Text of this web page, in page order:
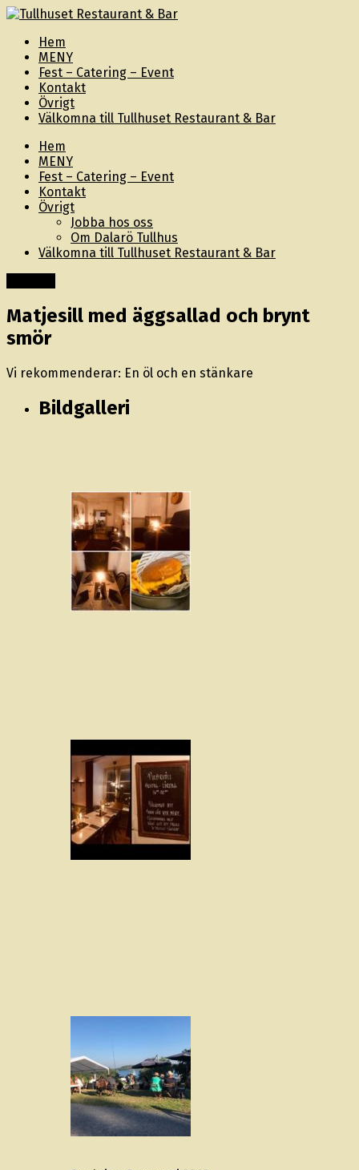
Hem
MENY
Fest – Catering – Event
Kontakt
Övrigt
Välkomna till Tullhuset Restaurant & Bar
Hem
MENY
Fest – Catering – Event
Kontakt
Övrigt
Jobba hos oss
Om Dalarö Tullhus
Välkomna till Tullhuset Restaurant & Bar
Matjesill med äggsallad och brynt
smör
Vi rekommenderar: En öl och en stänkare
Bildgalleri